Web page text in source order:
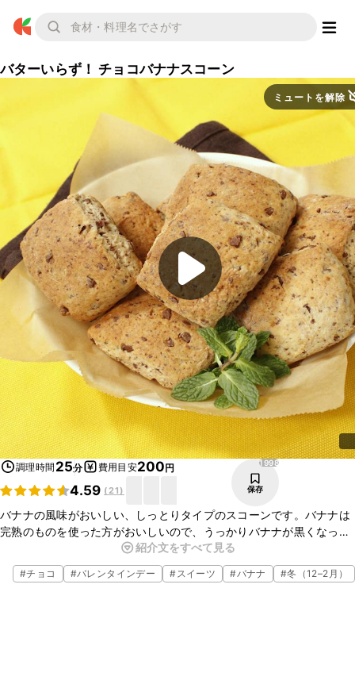
バターいらず！ チョコバナナスコーン
ミュートを解除
調理時間 25分 費用目安200円
4.59 (21)
1998
保存
バナナの風味がおいしい、しっとりタイプのスコーンです。バナナは
完熟のものを使った方がおいしいので、うっかりバナナが黒くなって
しまった時に、ぜひ作ってみてくださいね。牛乳やコーヒーと一緒に
どうぞ。朝ごはんにもオススメです。
紹介文をすべて見る
#チョコ #バレンタインデー #スイーツ #バナナ #冬（12–2月）